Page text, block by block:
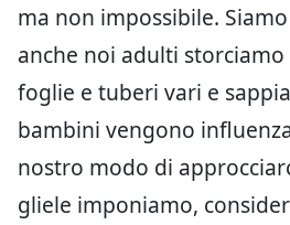
ma non impossibile.
anche noi adulti
foglie e tuberi vari e
bambini vengono
nostro modo di
gliele imponiamo,